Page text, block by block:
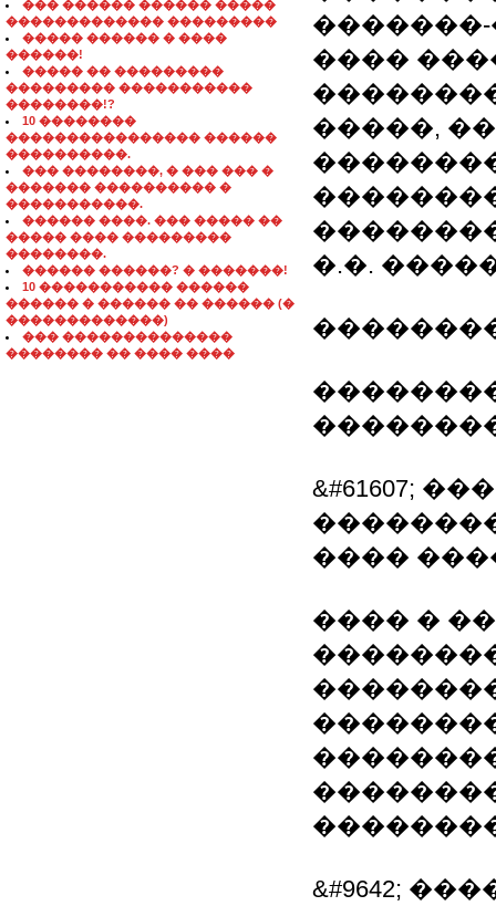
��� ������ ������ �����
������������� ���������
����� ������ � ����
������!
����� �� ���������
��������� �����������
��������!?
10 ��������
���������������� ������
����������.
��� ��������, � ��� ��� �
������� ���������� �
�����������.
������ ����. ��� ����� ��
����� ���� ���������
��������.
������ ������? � �������!
10 ����������� ������
������ � ������ �� ������ (�
�������������)
��� ��������������
�������� �� ���� ����
����
�����,
�.�.
&#61607;
����
���� �
&#9642;